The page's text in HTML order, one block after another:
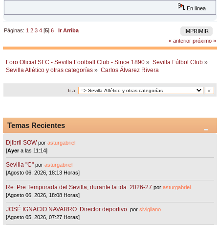
En línea
IMPRIMIR
Páginas: 1 2 3 4 [5]6
Ir Arriba
« anterior próximo »
Foro Oficial SFC - Sevilla Football Club - Since 1890 » Sevilla Fútbol Club »
Sevilla Atlético y otras categorías » Carlos Álvarez Rivera
Ir a:
Temas Recientes
Djibril SOW porasturgabriel
[Ayera las 11:14]
Sevilla "C"porasturgabriel
[Agosto 06, 2026, 18:13 Horas]
Re: Pre Temporada del Sevilla, durante la tda. 2026-27 porasturgabriel
[Agosto 06, 2026, 18:08 Horas]
JOSÉ IGNACIO NAVARRO. Director deportivo. porsivigliano
[Agosto 05, 2026, 07:27 Horas]